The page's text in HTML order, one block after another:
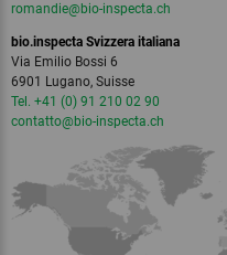
romandie@bio-inspecta.ch
bio.inspecta Svizzera italiana
Via Emilio Bossi 6
6901 Lugano, Suisse
Tel. +41 (0) 91 210 02 90
contatto@bio-inspecta.ch